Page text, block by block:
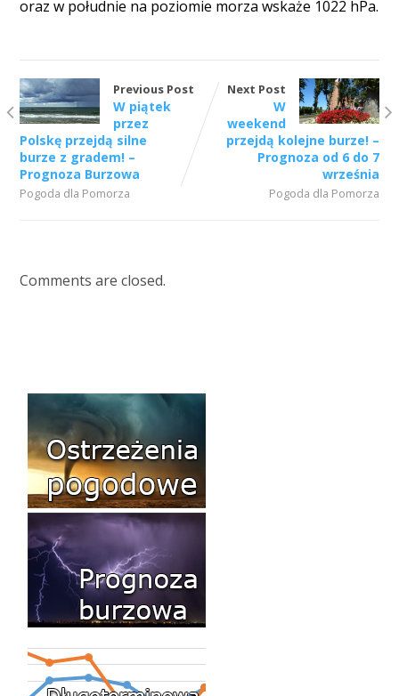
oraz w południe na poziomie morza wskaże 1022 hPa.
Previous Post
W piątek
przez
Polskę przejdą silne
burze z gradem! –
Prognoza Burzowa
Pogoda dla Pomorza
Next Post
W
weekend
przejdą kolejne burze! –
Prognoza od 6 do 7
września
Pogoda dla Pomorza
Comments are closed.